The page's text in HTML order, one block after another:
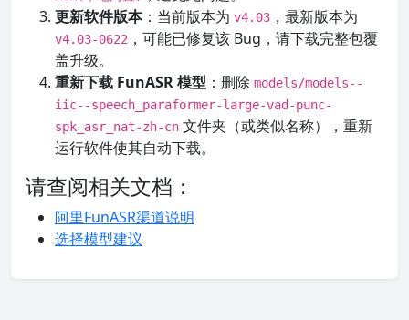
更新软件版本：当前版本为 v4.03 ，最新版本为
v4.03-0622 ，可能已修复该 Bug，请下载完整包覆
盖升级。
重新下载 FunASR 模型 ：删除 models/models--
iic--speech_paraformer-large-vad-punc-
spk_asr_nat-zh-cn 文件夹（或类似名称），重新
运行软件使其自动下载。
请查阅相关文档：
阿里FunASR渠道说明
选择模型建议